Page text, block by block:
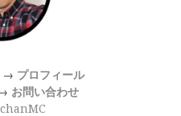
→ プロフィール
お問い合わせ